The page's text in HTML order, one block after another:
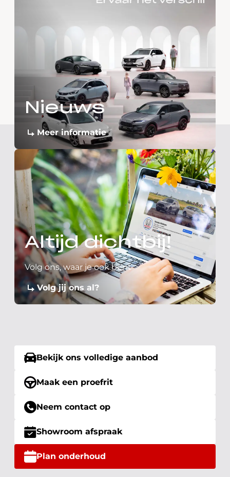
Nieuws
Meer informatie
Altijd dichtbij!
Volg ons, waar je ook bent
Volg jij ons al?
Bekijk ons volledige aanbod
Maak een proefrit
Neem contact op
Showroom afspraak
Plan onderhoud